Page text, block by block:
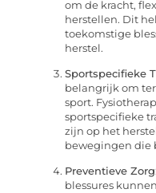
om de kracht,
herstellen. Dit
toekomstige
herstel.
Sportspecifieke
belangrijk om
sport.
sportspecifieke
zijn op het
bewegingen die
Preventieve Zorg
blessures